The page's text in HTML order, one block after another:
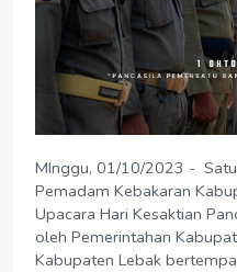
MInggu, 01/10/2023 -
Pemadam Kebakaran
Upacara Hari Kesaktian
oleh Pemerintahan
Kabupaten Lebak